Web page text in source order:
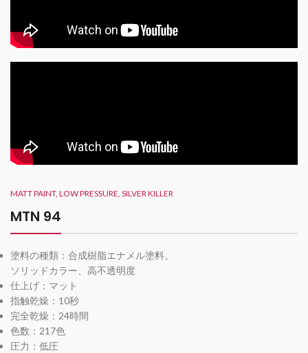
MATT PAINT, LOW PRESSURE, SILVER KILLER
MTN 94
塗料の種類：合成樹脂エナメル塗料。
ソリッドカラー、高不透明度
仕上げ：マット
指触乾燥：10秒
完全乾燥：24時間
色数：217色
圧力：低圧